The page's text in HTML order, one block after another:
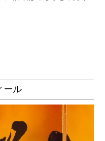
ール